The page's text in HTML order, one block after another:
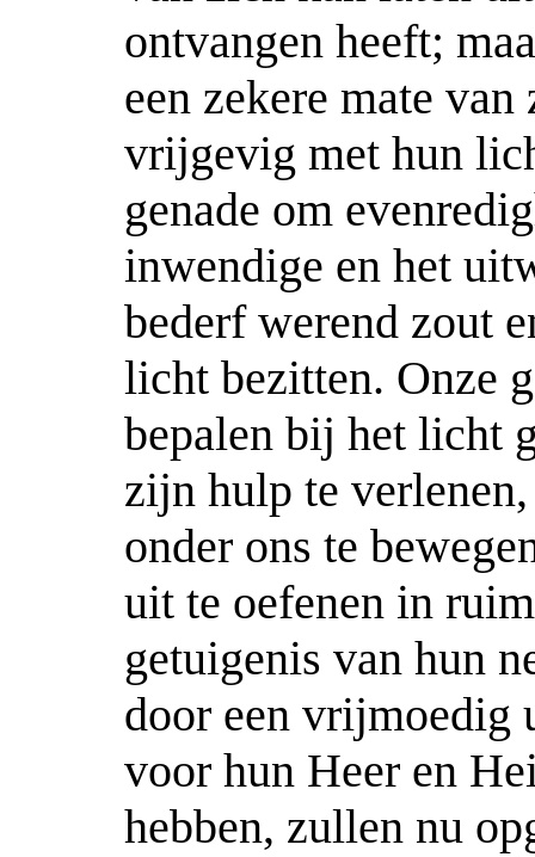
ontvangen heeft;
een zekere mate
vrijgevig met hun
genade om
inwendige en het
bederf werend zout
licht bezitten. Onze
bepalen bij het licht
zijn hulp te
onder ons te
uit te oefenen in
getuigenis van hun
door een vrijmoedig
voor hun Heer en
hebben, zullen nu